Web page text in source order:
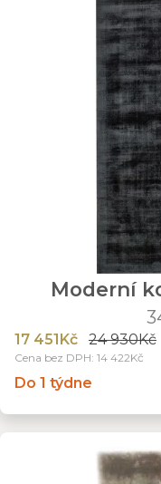
Moderní
17 451Kč 24 930Kč
Cena bez DPH: 14 422Kč
Do 1 týdne